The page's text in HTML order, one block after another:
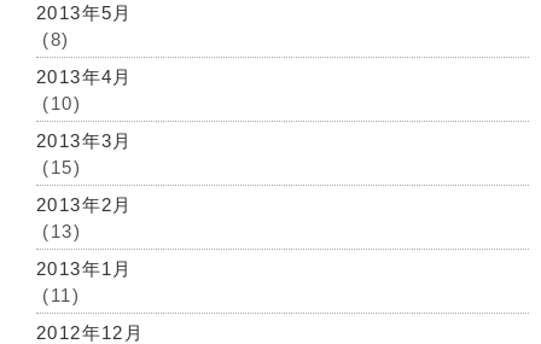
2013年5月
(8)
2013年4月
(10)
2013年3月
(15)
2013年2月
(13)
2013年1月
(11)
2012年12月